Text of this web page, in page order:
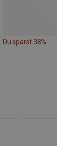
Du sparst 38%